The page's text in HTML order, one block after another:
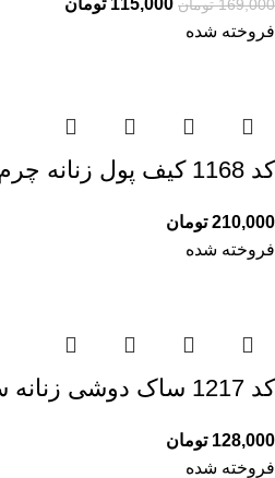
169,000 تومان
فروخته شده
کد 1168 کیف پول زنانه چرم طبیعی نینو
210,000 تومان
فروخته شده
کد 1217 ساک دوشی زنانه ساحلی کتان
128,000 تومان
فروخته شده